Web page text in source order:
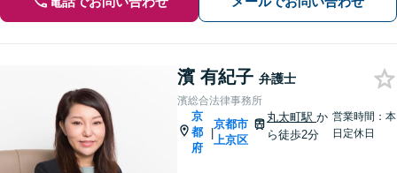
濱 有紀子 弁護士
濱総合法律事務所
京
都
府
|
京都市
上京区
丸太町駅か
ら徒歩2分
営業時間：本
日定休日